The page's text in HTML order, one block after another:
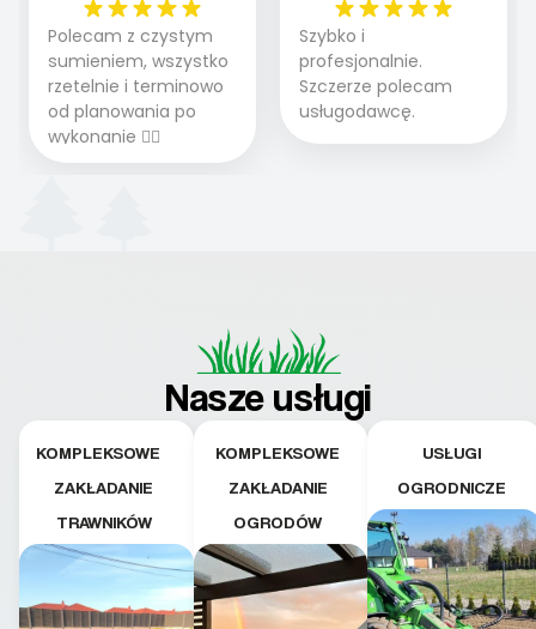
Polecam z czystym
sumieniem, wszystko
rzetelnie i terminowo
od planowania po
wykonanie 👍🏻
Szybko i
profesjonalnie.
Szczerze polecam
usługodawcę.
Nasze usługi
KOMPLEKSOWE
ZAKŁADANIE
TRAWNIKÓW
KOMPLEKSOWE
ZAKŁADANIE
OGRODÓW
USŁUGI
OGRODNICZE